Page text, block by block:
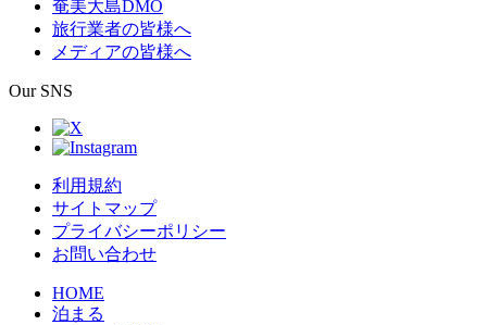
奄美大島DMO
旅行業者の皆様へ
メディアの皆様へ
Our SNS
利用規約
サイトマップ
プライバシーポリシー
お問い合わせ
HOME
泊まる